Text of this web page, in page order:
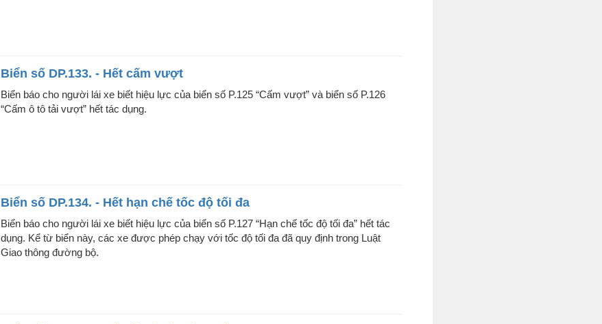
Biển số DP.133. - Hết cấm vượt
Biển báo cho người lái xe biết hiệu lực của biển số P.125 “Cấm vượt” và biển số P.126
“Cấm ô tô tải vượt” hết tác dụng.
Biển số DP.134. - Hết hạn chế tốc độ tối đa
Biển báo cho người lái xe biết hiệu lực của biển số P.127 “Hạn chế tốc độ tối đa” hết tác
dụng. Kể từ biển này, các xe được phép chạy với tốc độ tối đa đã quy định trong Luật
Giao thông đường bộ.